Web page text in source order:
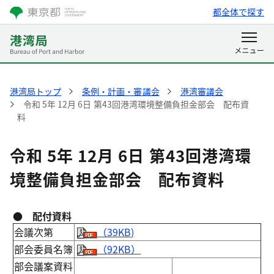
都全体で探す
港湾局トップ 条例・計画・審議会
港湾審議会
令和 5年 12月 6日 第43回港湾環境整備負担金部会 配布資
料
令和 5年 12月 6日 第43回港湾環
境整備負担金部会 配布資料
● 配付資料
会議次第
（39KB)
部会委員名簿
（92KB）
部会議案資料